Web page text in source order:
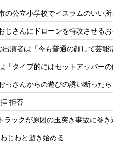
の公立小学校でイスラムのいい
じさんにドローンを特攻させるお
演者は「今も普通の顔して芸
「タイプ的にはセットアッパー
っさんからの遊びの誘い断った
拒否
ラックが原因の玉突き事故に巻き
じわと逝き始める